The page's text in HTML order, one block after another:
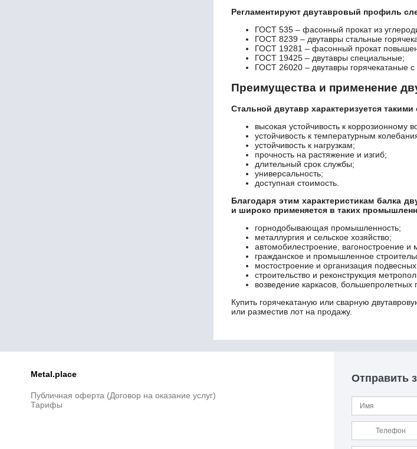
IPE 100
IPE 180
Регламентируют двутавровый профиль
ГОСТ 535 – фасонный прокат из
ГОСТ 8239 – двутавры стальные
ГОСТ 19281 – фасонный прокат
ГОСТ 19425 – двутавры специальные;
ГОСТ 26020 – двутавры горячекатаные
Преимущества и применение
Стальной двутавр характеризуется такими
высокая устойчивость к коррозионному
устойчивость к температурным
устойчивость к нагрузкам;
прочность на растяжение и изгиб;
длительный срок службы;
универсальность;
доступная стоимость.
Благодаря этим характеристикам балка
и широко применяется в таких
горнодобывающая промышленность;
металлургия и сельское хозяйство;
автомобилестроение, вагоностроение и
гражданское и промышленное
мостостроение и организация
строительство и реконструкция
возведение каркасов, большепролетных
Купить горячекатаную или сварную
или разместив лот на продажу.
Metal.place
Публичная оферта (Договор на оказание услуг)
Тарифы
Отправить